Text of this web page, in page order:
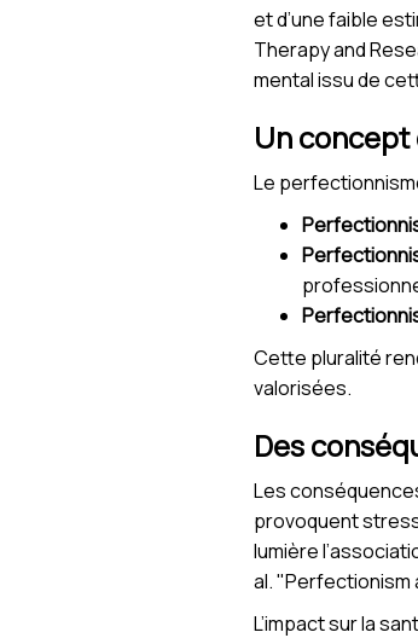
et d’une faible
Therapy and
mental issu de
Un
Le
Cette pluralité
valorisées.
Des
Les
provoquent
lumière
al. "Perfectionism
L’impact sur la